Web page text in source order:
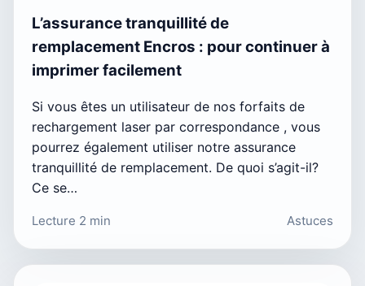
L’assurance tranquillité de
remplacement Encros : pour continuer à
imprimer facilement
Si vous êtes un utilisateur de nos forfaits de
rechargement laser par correspondance , vous
pourrez également utiliser notre assurance
tranquillité de remplacement. De quoi s’agit-il?
Ce se…
Lecture 2 min Astuces